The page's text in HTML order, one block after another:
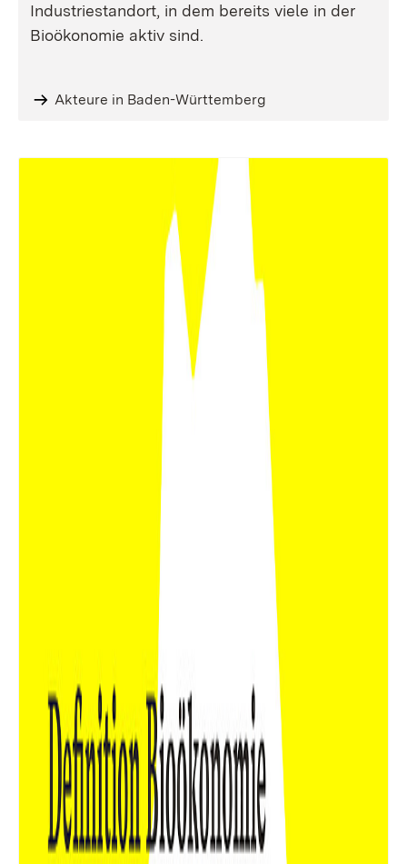
Industriestandort, in dem bereits viele in der
Bioökonomie aktiv sind.
Akteure in Baden-Württemberg